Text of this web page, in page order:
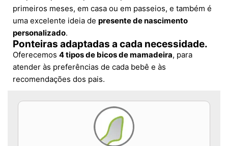
primeiros meses, em casa ou em passeios, e também é
uma excelente ideia de presente de nascimento
personalizado.
Ponteiras adaptadas a cada necessidade.
Oferecemos 4 tipos de bicos de mamadeira, para
atender às preferências de cada bebê e às
recomendações dos pais.